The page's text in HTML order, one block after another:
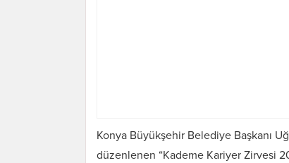
Konya Büyükşehir Belediye Başkanı
düzenlenen “Kademe Kariyer Zirvesi